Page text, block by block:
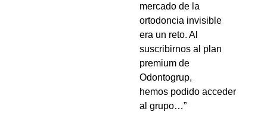
mercado de la
ortodoncia invisible
era un reto. Al
suscribirnos al plan
premium de
Odontogrup,
hemos podido acceder
al grupo…”